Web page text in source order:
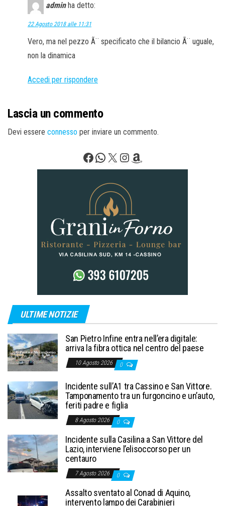
admin ha detto:
22 Agosto 2018 alle 11:31
Vero, ma nel pezzo Ã¨ specificato che il bilancio Ã¨ uguale,
non la dinamica
Accedi per rispondere
Lascia un commento
Devi essere connesso per inviare un commento.
Facebook
WhatsApp
X Instagram
Amazon
ULTIME NOTIZIE
San Pietro Infine entra nell’era digitale:
arriva la fibra ottica nel centro del paese
10 Agosto 2026 0
Incidente sull’A1 tra Cassino e San Vittore.
Tamponamento tra un furgoncino e un’auto,
feriti padre e figlia
8 Agosto 2026 0
Incidente sulla Casilina a San Vittore del
Lazio, interviene l’elisoccorso per un
centauro
7 Agosto 2026 0
Assalto sventato al Conad di Aquino,
intervento lampo dei Carabinieri